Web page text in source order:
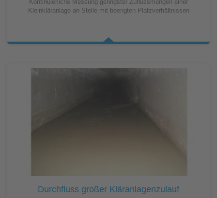
Kontinuierliche Messung geringster Zuflussmengen einer
Kleinkläranlage an Stelle mit beengten Platzverhältnissen
Durchfluss großer Kläranlagenzulauf